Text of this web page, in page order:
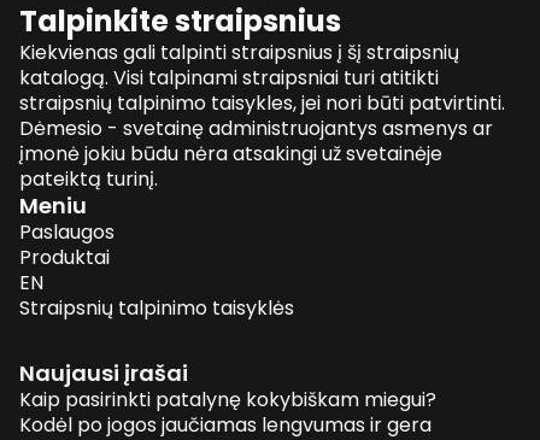
Talpinkite straipsnius
Kiekvienas gali talpinti straipsnius į šį straipsnių
katalogą. Visi talpinami straipsniai turi atitikti
straipsnių talpinimo taisykles, jei nori būti patvirtinti.
Dėmesio - svetainę administruojantys asmenys ar
įmonė jokiu būdu nėra atsakingi už svetainėje
pateiktą turinį.
Meniu
Paslaugos
Produktai
EN
Straipsnių talpinimo taisyklės
Naujausi įrašai
Kaip pasirinkti patalynę kokybiškam miegui?
Kodėl po jogos jaučiamas lengvumas ir gera